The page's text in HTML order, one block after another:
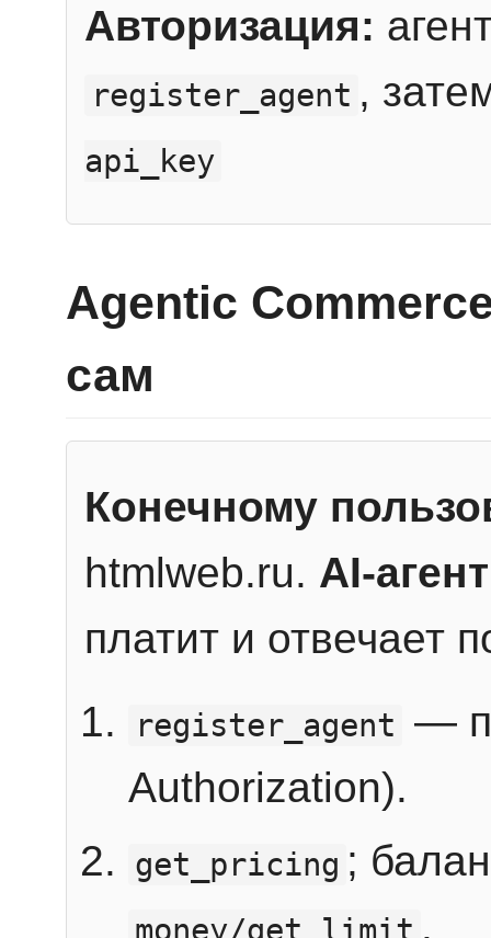
Авторизация:
register_agent ,
api_key
Agentic
сам
Конечному
htmlweb.ru. AI-агент
платит и отвечает
register_agent —
Authorization).
get_pricing ;
.